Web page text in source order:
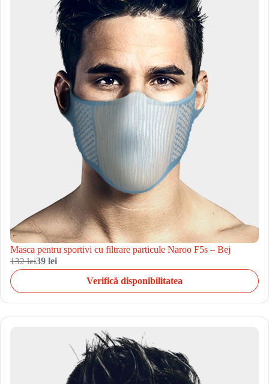
Masca pentru sportivi cu filtrare particule Naroo F5s – Bej
132 lei39 lei
Verifică disponibilitatea